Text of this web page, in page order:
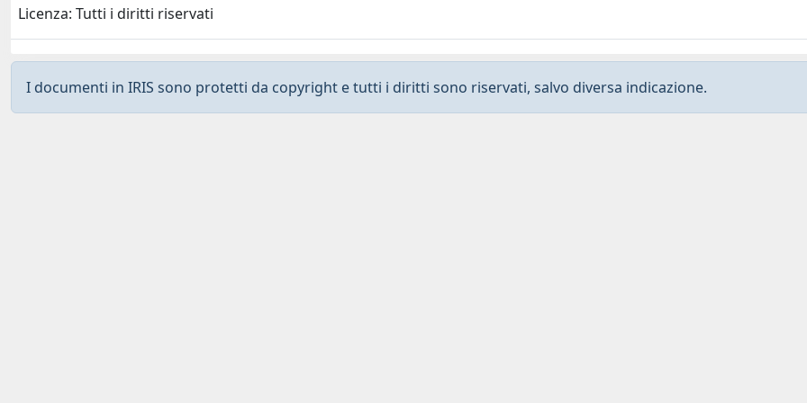
Licenza: Tutti i diritti riservati
I documenti in IRIS sono protetti da copyright e tutti i diritti sono riservati, salvo diversa indicazione.